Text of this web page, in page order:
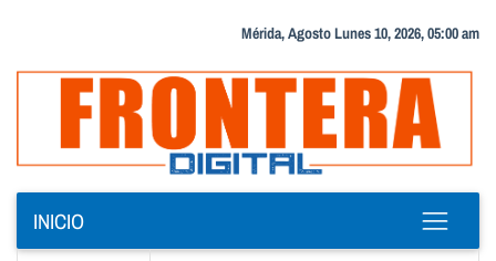
Mérida, Agosto Lunes 10, 2026, 05:00 am
INICIO